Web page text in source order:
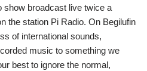
show broadcast live twice a
the station Pi Radio. On Begilufin
of international sounds,
music to something we
best to ignore the normal,